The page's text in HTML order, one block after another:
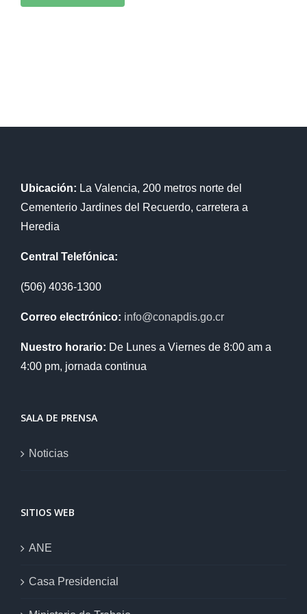
Ubicación: La Valencia, 200 metros norte del
Cementerio Jardines del Recuerdo, carretera a
Heredia
Central Telefónica:
(506) 4036-1300
Correo electrónico: info@conapdis.go.cr
Nuestro horario: De Lunes a Viernes de 8:00 am a
4:00 pm, jornada continua
SALA DE PRENSA
Noticias
SITIOS WEB
ANE
Casa Presidencial